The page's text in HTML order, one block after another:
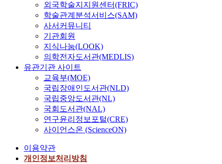
외국학술지지원센터(FRIC)
학술관계분석서비스(SAM)
사서커뮤니티
기관회원
지식나눔(LOOK)
의학전자도서관(MEDLIS)
유관기관 사이트
교육부(MOE)
국립장애인도서관(NLD)
국립중앙도서관(NL)
국회도서관(NAL)
연구윤리정보포털(CRE)
사이언스온 (ScienceON)
이용약관
개인정보처리방침